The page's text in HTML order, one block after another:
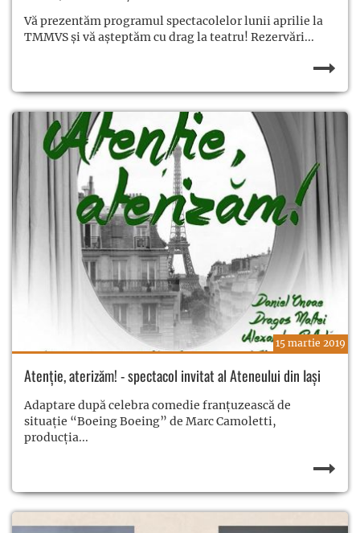
Vă prezentăm programul spectacolelor lunii aprilie la
TMMVS și vă așteptăm cu drag la teatru! Rezervări...
15 martie 2019
Atenție, aterizăm! - spectacol invitat al Ateneului din Iași
Adaptare după celebra comedie franțuzească de
situație “Boeing Boeing” de Marc Camoletti,
producția...